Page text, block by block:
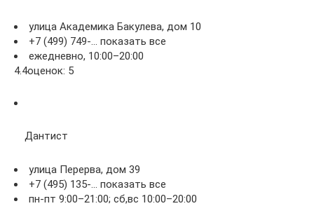
улица Академика Бакулева, дом 10
+7 (499) 749-… показать все
ежедневно, 10:00–20:00
4.4оценок: 5
Дантист
улица Перерва, дом 39
+7 (495) 135-… показать все
пн-пт 9:00–21:00; сб,вс 10:00–20:00